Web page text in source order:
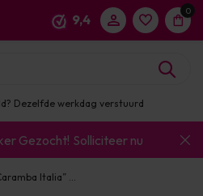
9,4
0
Dezelfde werkdag verstuurd
Gezocht! Solliciteer nu
Italia” ...